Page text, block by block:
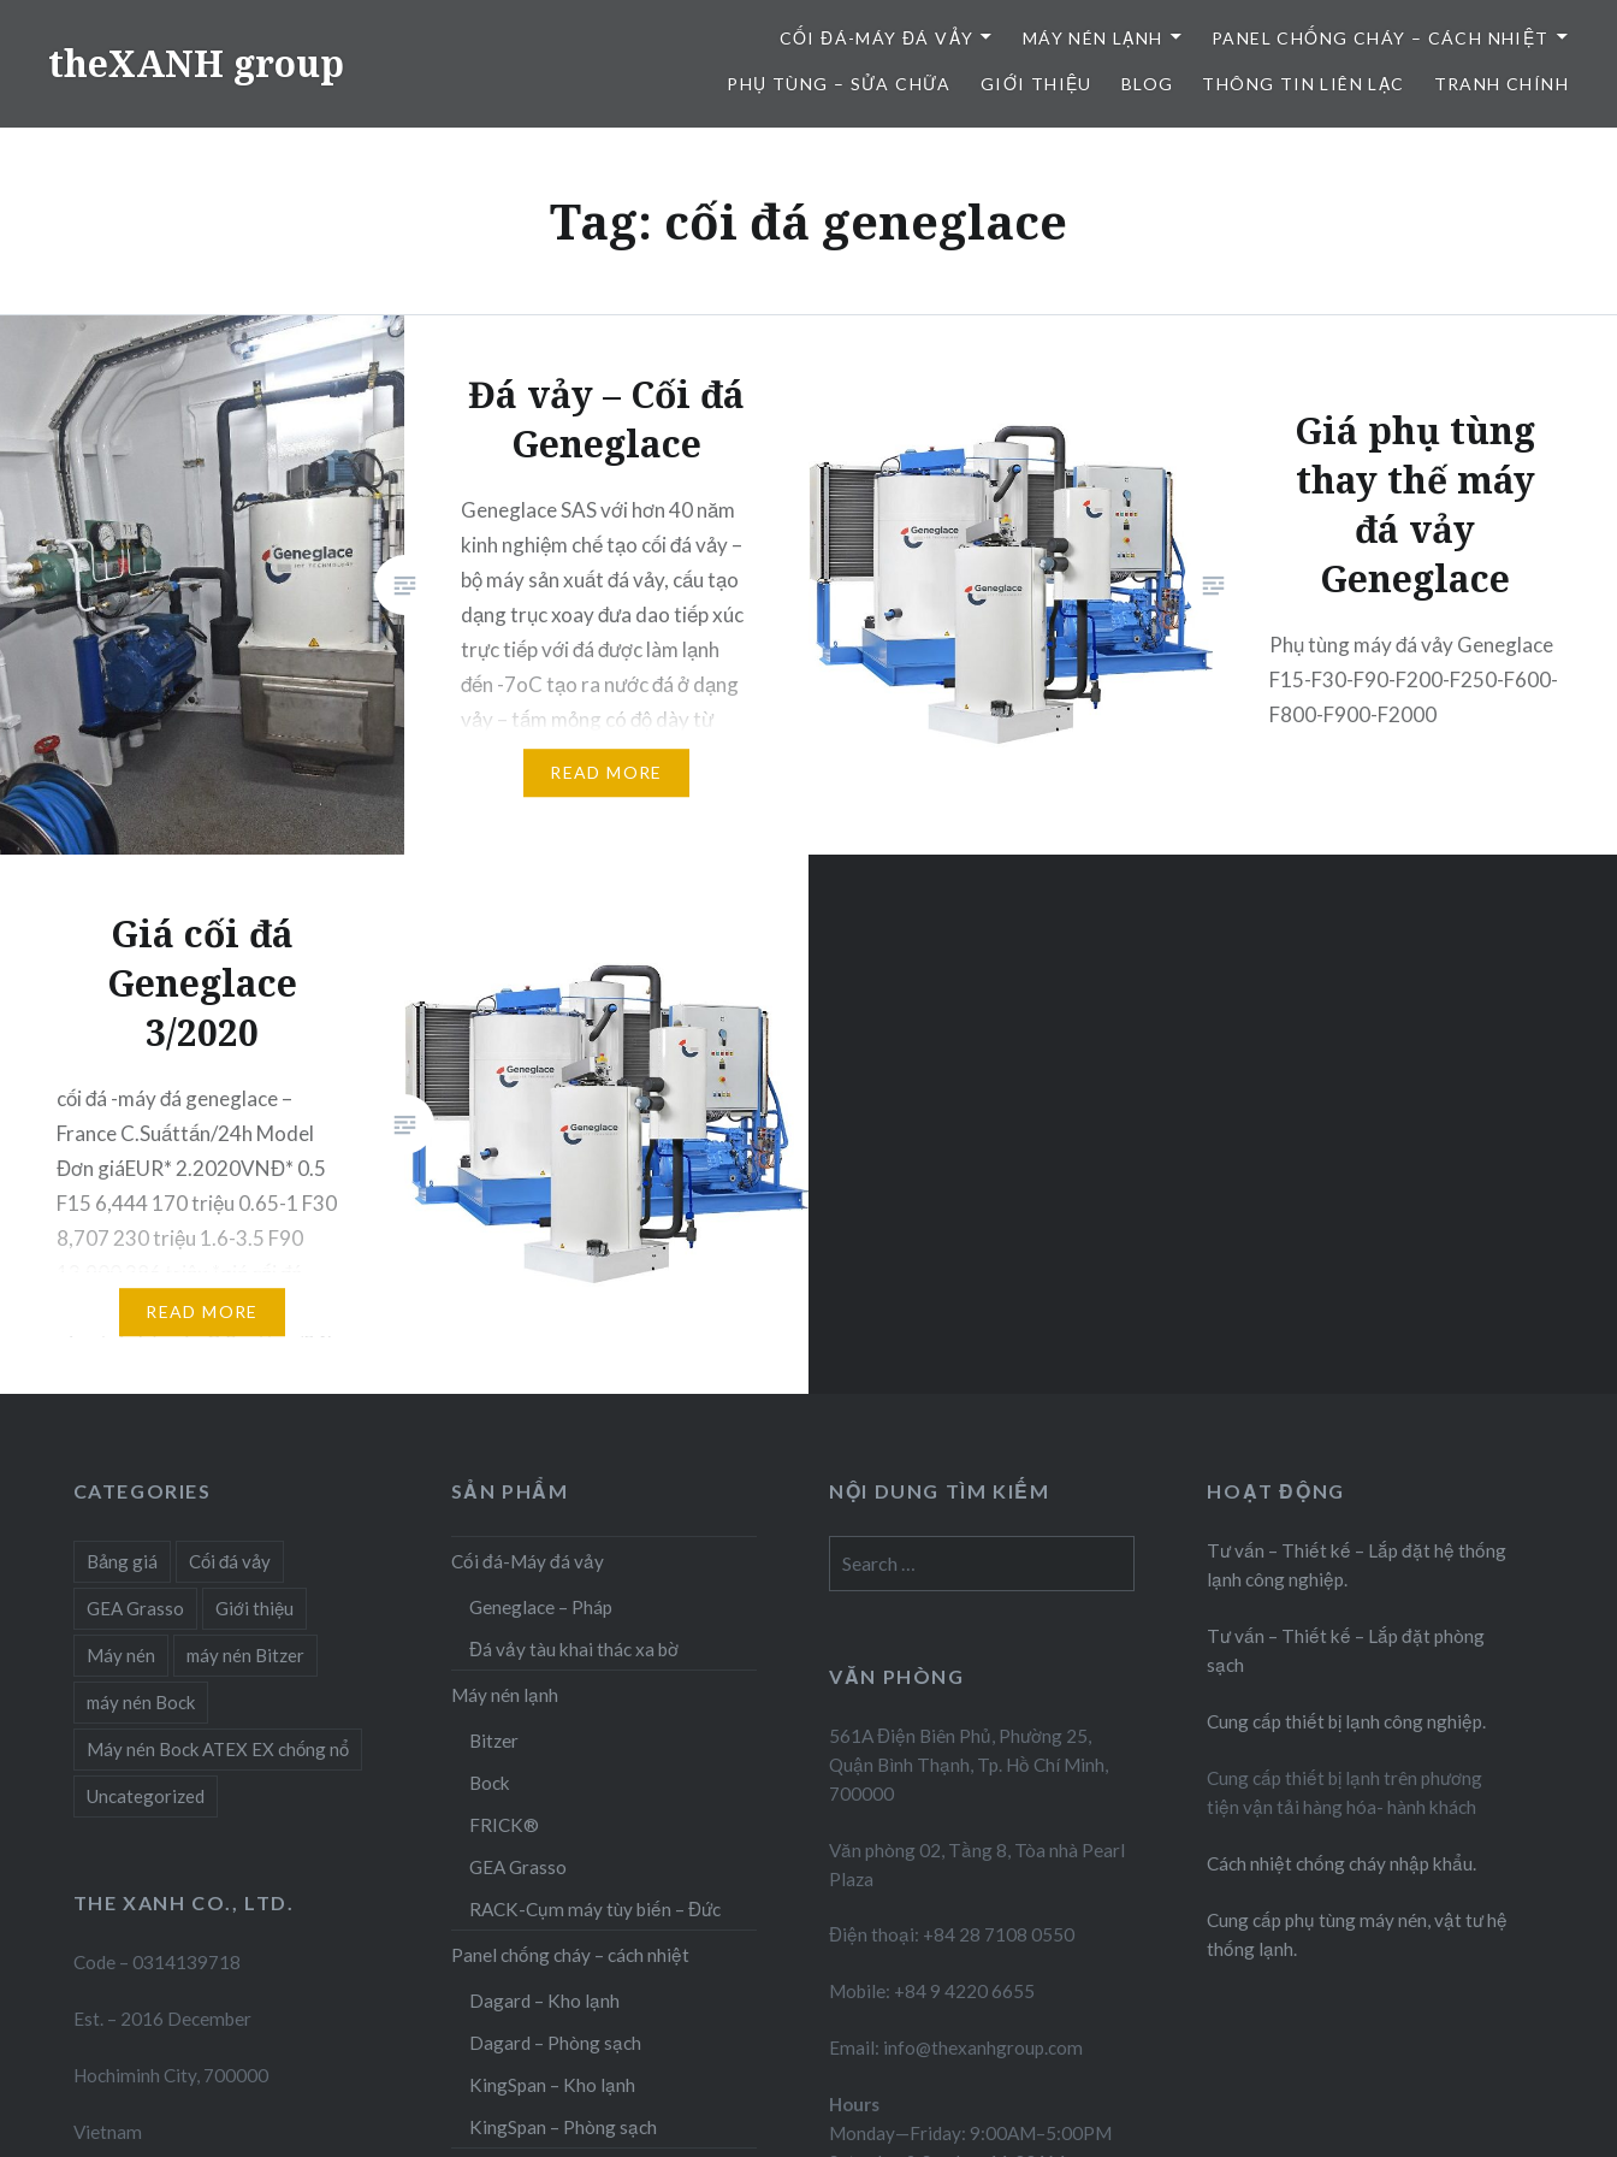
contenttheXANH group
CỐI ĐÁ-MÁY ĐÁ VẢY MÁY NÉN LẠNH PANEL CHỐNG CHÁY – CÁCH NHIỆT
PHỤ TÙNG – SỬA CHỮA GIỚI THIỆU BLOG THÔNG TIN LIÊN LẠC TRANH CHÍNH
Tag: cối đá geneglace
Đá vảy – Cối đá
Geneglace
Geneglace SAS với hơn 40 năm
kinh nghiệm chế tạo cối đá vảy –
bộ máy sản xuất đá vảy, cấu tạo
dạng trục xoay đưa dao tiếp xúc
trực tiếp với đá được làm lạnh
đến -7oC tạo ra nước đá ở dạng
vảy – tấm mỏng có độ dày từ
1.8-2.2mm, vảy đá…
READ MORE
Giá phụ tùng
thay thế máy
đá vảy
Geneglace
Phụ tùng máy đá vảy Geneglace
F15-F30-F90-F200-F250-F600-
F800-F900-F2000
Giá cối đá
Geneglace
3/2020
cối đá -máy đá geneglace –
France C.Suấttấn/24h Model
Đơn giáEUR* 2.2020VNĐ* 0.5
F15 6,444 170 triệu 0.65-1 F30
8,707 230 triệu 1.6-3.5 F90
máy đá Geneglace SAS – Pháp
giao tại nhà máy C.Suấttấn/24h
23,909…
READ MORE
CATEGORIES
Bảng giá Cối đá vảy
GEA Grasso Giới thiệu
Máy nén máy nén Bitzer
máy nén Bock
Máy nén Bock ATEX EX chống nổ
Uncategorized
SẢN PHẨM
Cối đá-Máy đá vảy
Geneglace – Pháp
Đá vảy tàu khai thác xa bờ
Máy nén lạnh
Bitzer
Bock
FRICK®
GEA Grasso
RACK-Cụm máy tùy biến – Đức
Panel chống cháy – cách nhiệt
Dagard – Kho lạnh
Dagard – Phòng sạch
KingSpan – Kho lạnh
KingSpan – Phòng sạch
NỘI DUNG TÌM KIẾM
for:
HOẠT ĐỘNG
Tư vấn – Thiết kế – Lắp đặt hệ thống
lạnh công nghiệp.
Tư vấn – Thiết kế – Lắp đặt phòng
sạch
Cung cấp thiết bị lạnh công nghiệp.
Cung cấp thiết bị lạnh trên phương
tiện vận tải hàng hóa- hành khách
Cách nhiệt chống cháy nhập khẩu.
Cung cấp phụ tùng máy nén, vật tư hệ
thống lạnh.
VĂN PHÒNG
561A Điện Biên Phủ, Phường 25,
Quận Bình Thạnh, Tp. Hồ Chí Minh,
700000
Văn phòng 02, Tầng 8, Tòa nhà Pearl
Plaza
Điện thoại: +84 28 7108 0550
Mobile: +84 9 4220 6655
Email: info@thexanhgroup.com
Hours
Monday—Friday: 9:00AM–5:00PM
THE XANH CO., LTD.
Code – 0314139718
Est. – 2016 December
Hochiminh City, 700000
Vietnam